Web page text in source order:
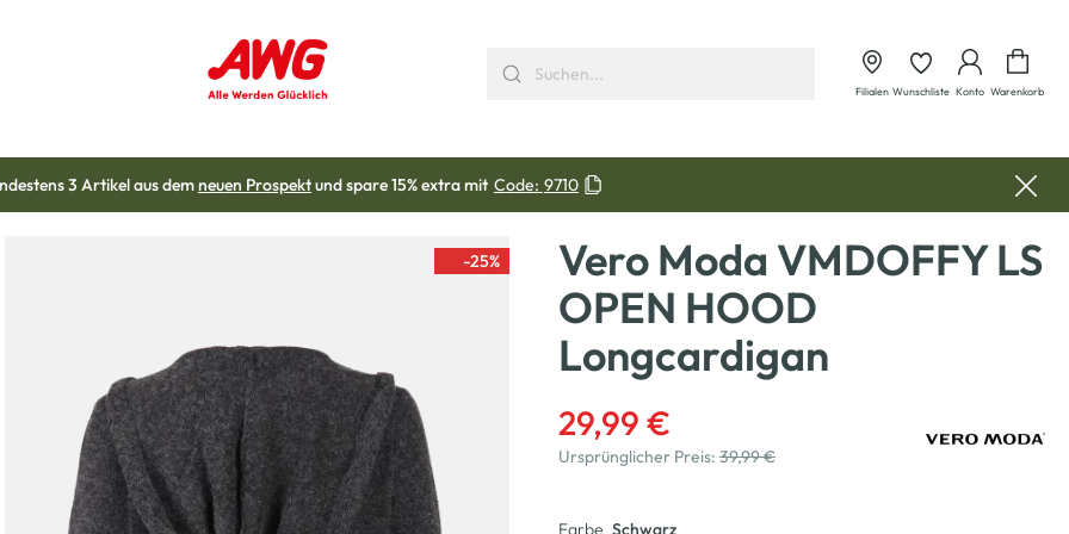
Filialen Wunschliste Konto Warenkorb
3 Artikel aus demneuen Prospektund spare 15% extra mit Code: 9710
-25%
Vero Moda VMDOFFY LS
OPEN HOOD
Longcardigan
29,99 €
Ursprünglicher Preis: 39,99 €
Farbe Schwarz